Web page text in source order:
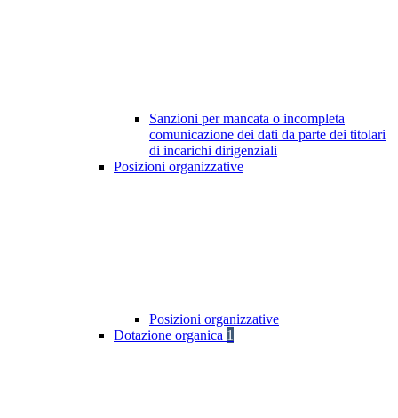
Sanzioni per mancata o incompleta
comunicazione dei dati da parte dei titolari
di incarichi dirigenziali
Posizioni organizzative
Posizioni organizzative
Dotazione organica 1